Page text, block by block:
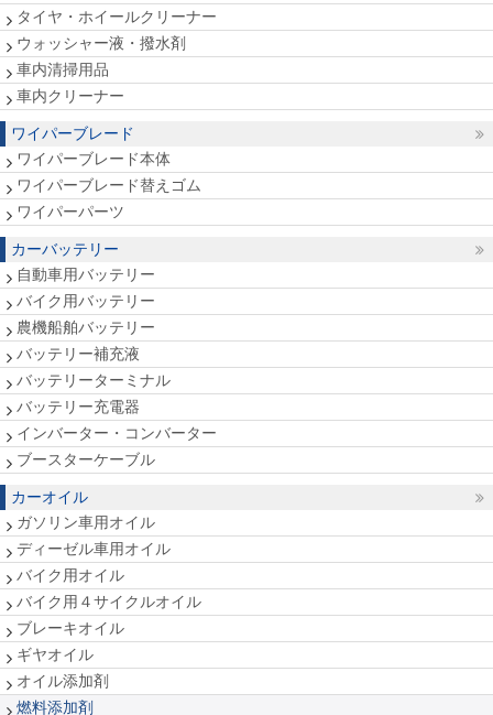
タイヤ・ホイールクリーナー
ウォッシャー液・撥水剤
車内清掃用品
車内クリーナー
ワイパーブレード
ワイパーブレード本体
ワイパーブレード替えゴム
ワイパーパーツ
カーバッテリー
自動車用バッテリー
バイク用バッテリー
農機船舶バッテリー
バッテリー補充液
バッテリーターミナル
バッテリー充電器
インバーター・コンバーター
ブースターケーブル
カーオイル
ガソリン車用オイル
ディーゼル車用オイル
バイク用オイル
バイク用４サイクルオイル
ブレーキオイル
ギヤオイル
オイル添加剤
燃料添加剤